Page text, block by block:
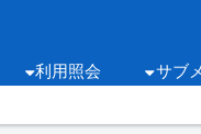
利用照会 サブ